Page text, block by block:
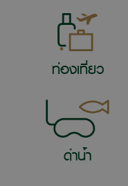
ท่องเที่ยว
ดำน้ำ